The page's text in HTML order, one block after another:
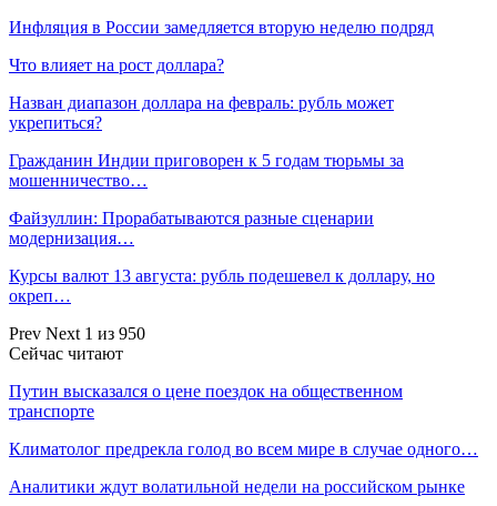
Инфляция в России замедляется вторую неделю подряд
Что влияет на рост доллара?
Назван диапазон доллара на февраль: рубль может
укрепиться?
Гражданин Индии приговорен к 5 годам тюрьмы за
мошенничество…
Файзуллин: Прорабатываются разные сценарии
модернизация…
Курсы валют 13 августа: рубль подешевел к доллару, но
окреп…
Prev Next 1 из 950
Сейчас читают
Путин высказался о цене поездок на общественном
транспорте
Климатолог предрекла голод во всем мире в случае одного…
Аналитики ждут волатильной недели на российском рынке